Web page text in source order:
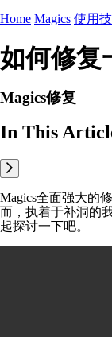
Home Magics 使用
如何修复
Magics修复
In This
Magics全面强大的
而，执着于补洞的
起探讨一下吧。